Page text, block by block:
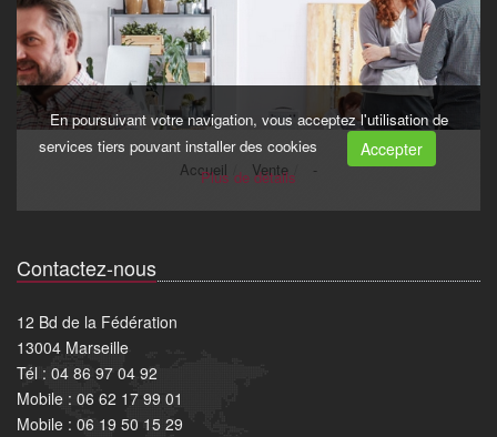
Contactez-nous
12 Bd de la Fédération
13004 Marseille
Tél : 04 86 97 04 92
Mobile : 06 62 17 99 01
Mobile : 06 19 50 15 29